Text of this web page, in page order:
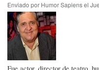
Enviado por Humor Sapiensel
Fue actor, director de teatro,